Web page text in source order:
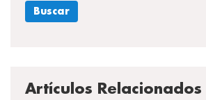
Artículos Relacionados